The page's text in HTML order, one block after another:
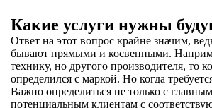
Какие услуги нужны
Ответ на этот вопрос крайне значим,
бывают прямыми и косвенными.
технику, но другого производителя, то
определился с маркой. Но когда
Важно определиться не только с
потенциальным клиентам с